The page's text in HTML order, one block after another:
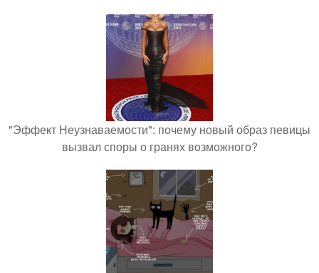
"Эффект Неузнаваемости": почему новый образ певицы
вызвал споры о гранях возможного?